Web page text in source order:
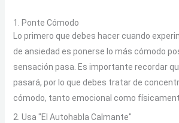
1. Ponte Cómodo
Lo primero que debes hacer cuando
de ansiedad es ponerse lo más cómodo
sensación pasa. Es importante recordar
pasará, por lo que debes tratar de
cómodo, tanto emocional como
2. Usa "El Autohabla Calmante"